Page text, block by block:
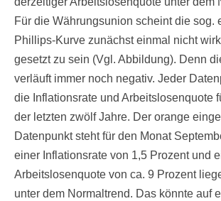
Für die Währungsunion scheint die sog.
Phillips-Kurve zunächst einmal nicht
gesetzt zu sein (Vgl. Abbildung). Denn
verläuft immer noch negativ. Jeder
die Inflationsrate und Arbeitslosenquote
der letzten zwölf Jahre. Der orange
Datenpunkt steht für den Monat
einer Inflationsrate von 1,5 Prozent und
Arbeitslosenquote von ca. 9 Prozent
unter dem Normaltrend. Das könnte auf